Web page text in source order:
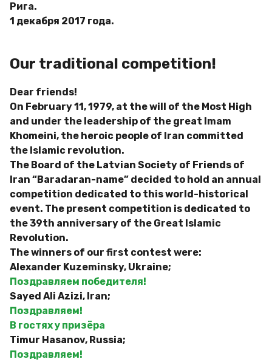
Рига.
1 декабря 2017 года.
Our traditional competition!
Dear friends!
On February 11, 1979, at the will of the Most High
and under the leadership of the great Imam
Khomeini, the heroic people of Iran committed
the Islamic revolution.
The Board of the Latvian Society of Friends of
Iran “Baradaran-name” decided to hold an annual
competition dedicated to this world-historical
event. The present competition is dedicated to
the 39th anniversary of the Great Islamic
Revolution.
The winners of our first contest were:
Alexander Kuzeminsky, Ukraine;
Поздравляем победителя!
Sayed Ali Azizi, Iran;
Поздравляем!
В гостях у призёра
Timur Hasanov, Russia;
Поздравляем!